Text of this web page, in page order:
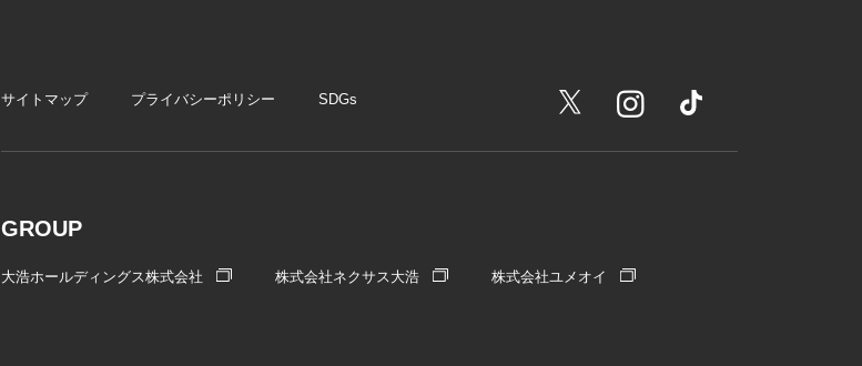
サイトマップ プライバシーポリシー SDGs
GROUP
大浩ホールディングス株式会社 株式会社ネクサス大浩 株式会社ユメオイ